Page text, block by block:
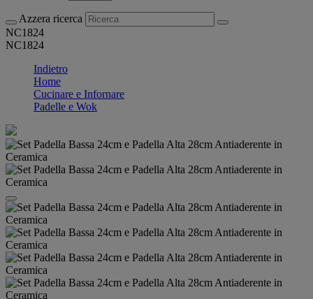
Azzera ricerca
NC1824
NC1824
Indietro
Home
Cucinare e Infornare
Padelle e Wok